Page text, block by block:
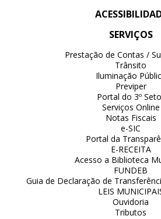
SERVIÇOS
Prestação de Contas /
Trânsito
Iluminação
Previper
Portal do 3º
Serviços Online
Notas Fiscais
e-SIC
Portal da
E-RECEITA
Acesso a Biblioteca
FUNDEB
Guia de Declaração de
LEIS
Ouvidoria
Tributos